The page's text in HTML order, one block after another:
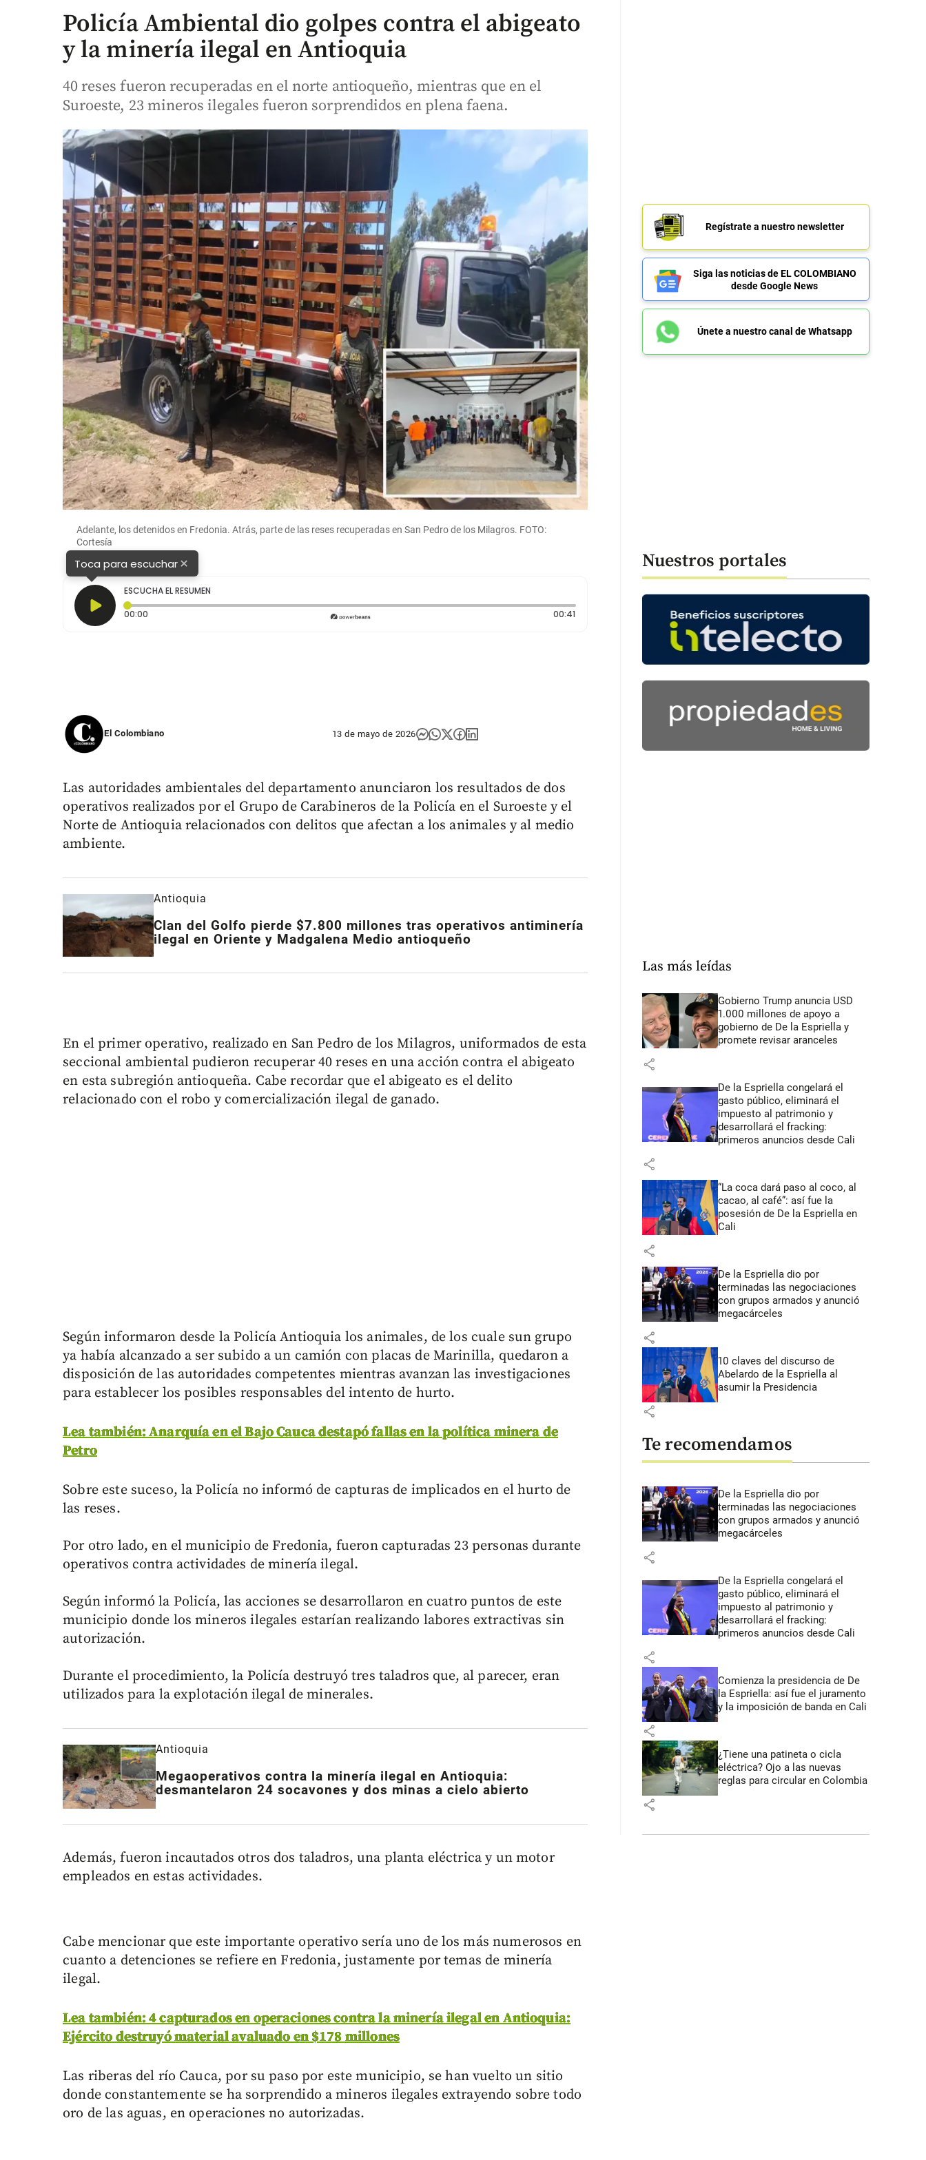
Policía Ambiental dio golpes contra el abigeato
y la minería ilegal en Antioquia
40 reses fueron recuperadas en el norte antioqueño, mientras que en el
Suroeste, 23 mineros ilegales fueron sorprendidos en plena faena.
Adelante, los detenidos en Fredonia. Atrás, parte de las reses recuperadas en San Pedro de los Milagros. FOTO:
Cortesía
Toca para escuchar×
ESCUCHA EL RESUMEN
00:00
00:41Duración: 41 segundos
El Colombiano 13 de mayo de 2026
Las autoridades ambientales del departamento anunciaron los resultados de dos
operativos realizados por el Grupo de Carabineros de la Policía en el Suroeste y el
Norte de Antioquia relacionados con delitos que afectan a los animales y al medio
ambiente.
Antioquia
Clan del Golfo pierde $7.800 millones tras operativos antiminería
ilegal en Oriente y Madgalena Medio antioqueño
En el primer operativo, realizado en San Pedro de los Milagros, uniformados de esta
seccional ambiental pudieron recuperar 40 reses en una acción contra el abigeato
en esta subregión antioqueña. Cabe recordar que el abigeato es el delito
relacionado con el robo y comercialización ilegal de ganado.
Según informaron desde la Policía Antioquia los animales, de los cuale sun grupo
ya había alcanzado a ser subido a un camión con placas de Marinilla, quedaron a
disposición de las autoridades competentes mientras avanzan las investigaciones
para establecer los posibles responsables del intento de hurto.
Lea también: Anarquía en el Bajo Cauca destapó fallas en la política minera de
Petro
Sobre este suceso, la Policía no informó de capturas de implicados en el hurto de
las reses.
Por otro lado, en el municipio de Fredonia, fueron capturadas 23 personas durante
operativos contra actividades de minería ilegal.
Según informó la Policía, las acciones se desarrollaron en cuatro puntos de este
municipio donde los mineros ilegales estarían realizando labores extractivas sin
autorización.
Durante el procedimiento, la Policía destruyó tres taladros que, al parecer, eran
utilizados para la explotación ilegal de minerales.
Antioquia
Megaoperativos contra la minería ilegal en Antioquia:
desmantelaron 24 socavones y dos minas a cielo abierto
Además, fueron incautados otros dos taladros, una planta eléctrica y un motor
empleados en estas actividades.
Cabe mencionar que este importante operativo sería uno de los más numerosos en
cuanto a detenciones se refiere en Fredonia, justamente por temas de minería
ilegal.
Lea también: 4 capturados en operaciones contra la minería ilegal en Antioquia:
Ejército destruyó material avaluado en $178 millones
Las riberas del río Cauca, por su paso por este municipio, se han vuelto un sitio
donde constantemente se ha sorprendido a mineros ilegales extrayendo sobre todo
oro de las aguas, en operaciones no autorizadas.
Regístrate a nuestro newsletter
Siga las noticias de EL COLOMBIANO
desde Google News
Únete a nuestro canal de Whatsapp
Nuestros portales
Las más leídas
Gobierno Trump anuncia USD
1.000 millones de apoyo a
gobierno de De la Espriella y
promete revisar aranceles
share
De la Espriella congelará el
gasto público, eliminará el
impuesto al patrimonio y
desarrollará el fracking:
primeros anuncios desde Cali
share
“La coca dará paso al coco, al
cacao, al café”: así fue la
posesión de De la Espriella en
Cali
share
De la Espriella dio por
terminadas las negociaciones
con grupos armados y anunció
megacárceles
share
10 claves del discurso de
Abelardo de la Espriella al
asumir la Presidencia
share
Te recomendamos
De la Espriella dio por
terminadas las negociaciones
con grupos armados y anunció
megacárceles
share
De la Espriella congelará el
gasto público, eliminará el
impuesto al patrimonio y
desarrollará el fracking:
primeros anuncios desde Cali
share
Comienza la presidencia de De
la Espriella: así fue el juramento
y la imposición de banda en Cali
share
¿Tiene una patineta o cicla
eléctrica? Ojo a las nuevas
reglas para circular en Colombia
share